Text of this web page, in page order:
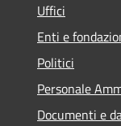
Uffici
Enti e
Politici
Personale
Documenti e